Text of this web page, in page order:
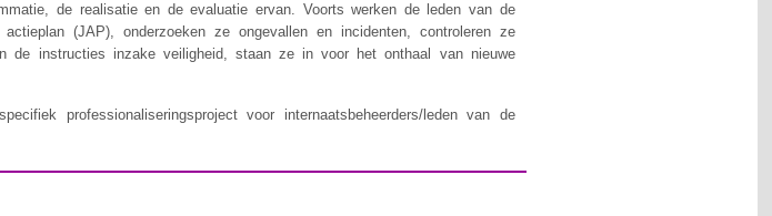
de realisatie en de evaluatie ervan. Voorts werken de leden van de
(JAP), onderzoeken ze ongevallen en incidenten, controleren ze
de instructies inzake veiligheid, staan ze in voor het onthaal van nieuwe
professionaliseringsproject voor internaatsbeheerders/leden van de